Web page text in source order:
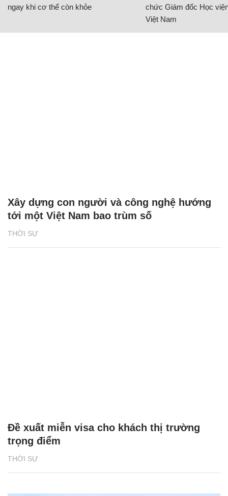
ngay khi cơ thể còn khỏe
chức Giám đốc Học
Việt Nam
THỜI SỰ
Xây dựng con người và công nghệ hướng
tới một Việt Nam bao trùm số
THỜI SỰ
Đề xuất miễn visa cho khách thị trường
trọng điểm